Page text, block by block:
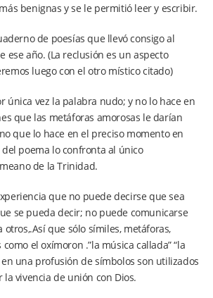
benignas y se le permitió leer y escribir.
de poesías que llevó consigo al
ese año. (La reclusión es un aspecto
luego con el otro místico citado)
única vez la palabra nudo; y no lo hace en
que las metáforas amorosas le darían
que lo hace en el preciso momento en
poema lo confronta al único
de la Trinidad.
que no puede decirse que sea
se pueda decir; no puede comunicarse
que sólo símiles, metáforas,
el oxímoron .”la música callada” “la
en una profusión de símbolos son utilizados
vivencia de unión con Dios.